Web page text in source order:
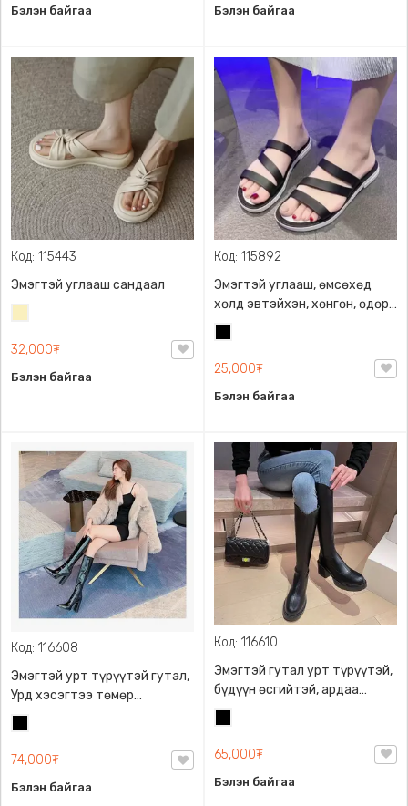
Бэлэн байгаа Бэлэн байгаа
Код: 115443
Эмэгтэй углааш сандаал
Блонд/
32,000₮
Бэлэн байгаа
Код: 115892
Эмэгтэй углааш, өмсөхөд
хөлд эвтэйхэн, хөнгөн, өдөр
тутамд зуны халуун
өдрүүдэд өмсөхөд
тохиромжтой. Дээгүүрээ 3ш
25,000₮
Бэлэн байгаа
Код: 116608
Эмэгтэй урт түрүүтэй гутал,
Урд хэсэгтээ төмөр
оруулгатай
74,000₮
Бэлэн байгаа
Код: 116610
Эмэгтэй гутал урт түрүүтэй,
бүдүүн өсгийтэй, ардаа
цахилгаантай
65,000₮
Бэлэн байгаа